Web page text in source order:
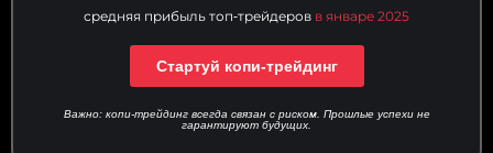
средняя прибыль топ‑трейдеров в январе 2025
Стартуй копи‑трейдинг
Важно: копи-трейдинг всегда связан с риском. Прошлые успехи не
гарантируют будущих.